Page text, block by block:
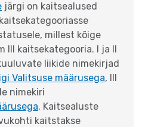
järgi on kaitsealused
millest kõige
III kaitsekategooria. I ja II
liikide nimekirjad
Valitsuse määrusega, III
nimekiri
. Kaitsealuste
kaitstakse